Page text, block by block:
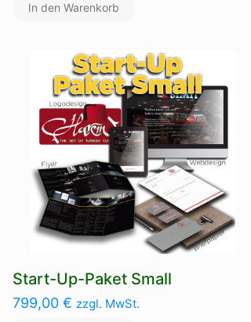
In den Warenkorb
Start-Up-Paket Small
799,00 € zzgl. MwSt.